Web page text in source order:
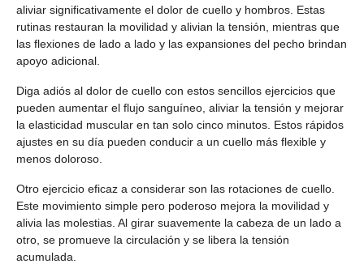
aliviar significativamente el dolor de cuello y hombros. Estas
rutinas restauran la movilidad y alivian la tensión, mientras que
las flexiones de lado a lado y las expansiones del pecho brindan
apoyo adicional.
Diga adiós al dolor de cuello con estos sencillos ejercicios que
pueden aumentar el flujo sanguíneo, aliviar la tensión y mejorar
la elasticidad muscular en tan solo cinco minutos. Estos rápidos
ajustes en su día pueden conducir a un cuello más flexible y
menos doloroso.
Otro ejercicio eficaz a considerar son las rotaciones de cuello.
Este movimiento simple pero poderoso mejora la movilidad y
alivia las molestias. Al girar suavemente la cabeza de un lado a
otro, se promueve la circulación y se libera la tensión
acumulada.